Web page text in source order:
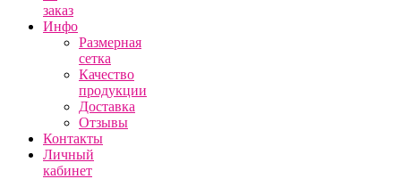
заказ
Инфо
Размерная
сетка
Качество
продукции
Доставка
Отзывы
Контакты
Личный
кабинет